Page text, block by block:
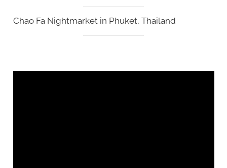
Chao Fa Nightmarket in Phuket, Thailand